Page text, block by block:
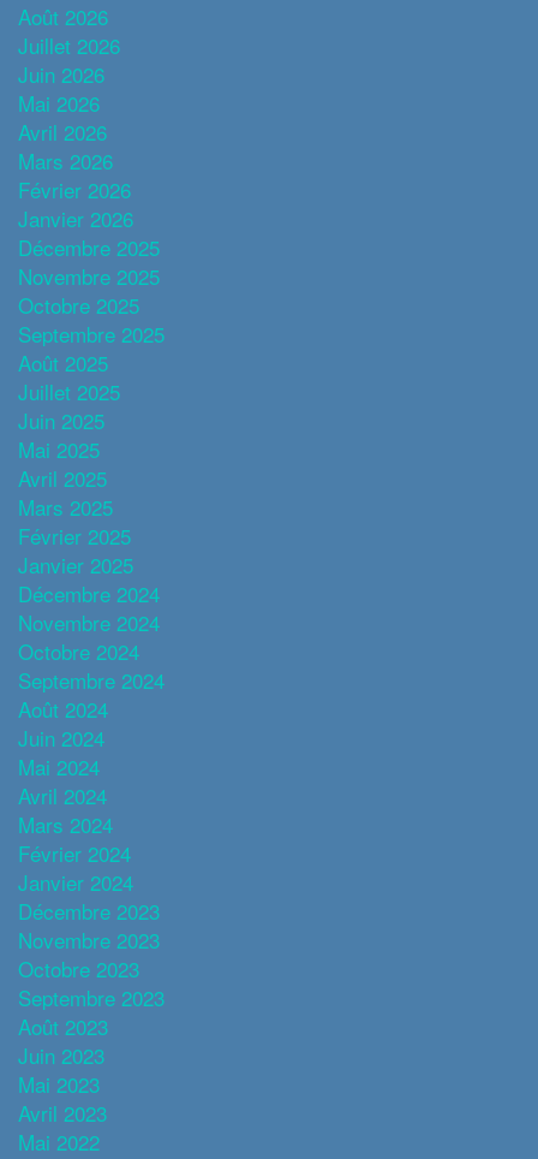
Août 2026
Juillet 2026
Juin 2026
Mai 2026
Avril 2026
Mars 2026
Février 2026
Janvier 2026
Décembre 2025
Novembre 2025
Octobre 2025
Septembre 2025
Août 2025
Juillet 2025
Juin 2025
Mai 2025
Avril 2025
Mars 2025
Février 2025
Janvier 2025
Décembre 2024
Novembre 2024
Octobre 2024
Septembre 2024
Août 2024
Juin 2024
Mai 2024
Avril 2024
Mars 2024
Février 2024
Janvier 2024
Décembre 2023
Novembre 2023
Octobre 2023
Septembre 2023
Août 2023
Juin 2023
Mai 2023
Avril 2023
Mai 2022